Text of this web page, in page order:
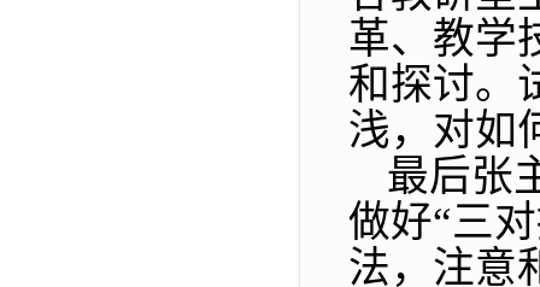
革、教学
和探讨。
浅，对如
最后张
做好“三
法，注意